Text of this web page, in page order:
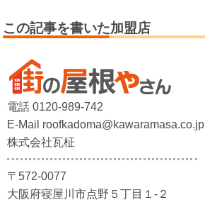
この記事を書いた加盟店
電話 0120-989-742
E-Mail roofkadoma@kawaramasa.co.jp
株式会社瓦柾
〒572-0077
大阪府寝屋川市点野５丁目１-２